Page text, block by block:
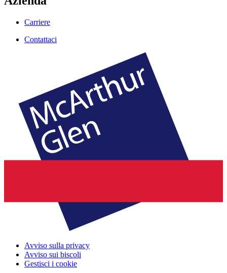
Carriere
Contattaci
Avviso sulla privacy
Avviso sui biscoli
Gestisci i cookie